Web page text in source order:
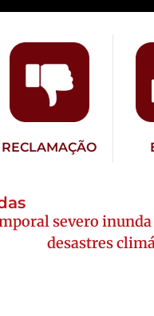
RECLAMAÇÃO
severo
desastres